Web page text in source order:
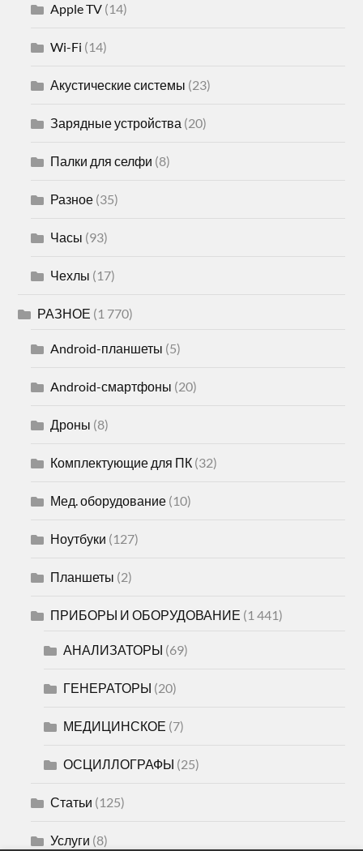
Apple TV (14)
Wi-Fi (14)
Акустические системы (23)
Зарядные устройства (20)
Палки для селфи (8)
Разное (35)
Часы (93)
Чехлы (17)
РАЗНОЕ (1 770)
Android-планшеты (5)
Android-смартфоны (20)
Дроны (8)
Комплектующие для ПК (32)
Мед. оборудование (10)
Ноутбуки (127)
Планшеты (2)
ПРИБОРЫ И ОБОРУДОВАНИЕ (1 441)
АНАЛИЗАТОРЫ (69)
ГЕНЕРАТОРЫ (20)
МЕДИЦИНСКОЕ (7)
ОСЦИЛЛОГРАФЫ (25)
Статьи (125)
Услуги (8)